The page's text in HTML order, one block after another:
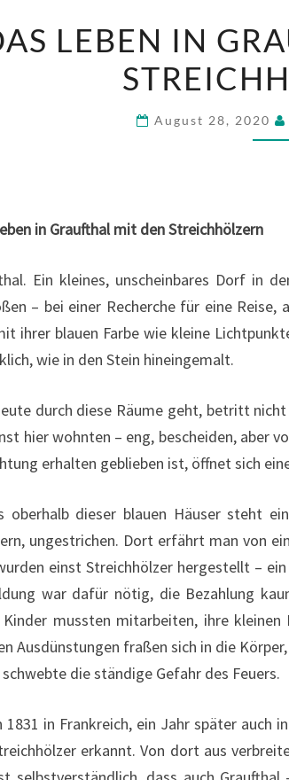
IN
LEBEN IN
August 28, 2020
in Graufthal mit den Streichhölzern
Ein kleines, unscheinbares Dorf in
– bei einer Recherche für eine
ihrer blauen Farbe wie kleine
wie in den Stein hineingemalt.
durch diese Räume geht, betritt
hier wohnten – eng, bescheiden, aber
erhalten geblieben ist, öffnet sich
oberhalb dieser blauen Häuser steht
ungestrichen. Dort erfährt man von
einst Streichhölzer hergestellt –
war dafür nötig, die Bezahlung
mussten mitarbeiten, ihre
Ausdünstungen fraßen sich in die
die ständige Gefahr des Feuers.
1831 in Frankreich, ein Jahr später auch
erkannt. Von dort aus